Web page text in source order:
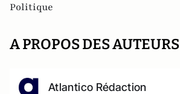
Politique
A PROPOS DES AUTEURS
Atlantico Rédaction